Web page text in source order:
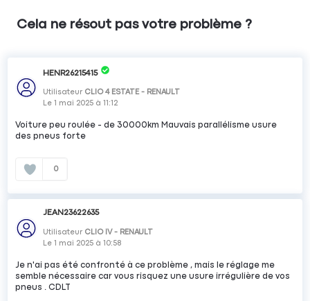
Cela ne résout pas votre problème ?
HENR26215415
Utilisateur CLIO 4 ESTATE - RENAULT
Le1 mai 2025 à11:12
Voiture peu roulée - de 30000km Mauvais parallélisme usure
des pneus forte
0
JEAN23622635
Utilisateur CLIO IV - RENAULT
Le1 mai 2025 à10:58
Je n'ai pas été confronté à ce problème , mais le réglage me
semble nécessaire car vous risquez une usure irrégulière de vos
pneus . CDLT